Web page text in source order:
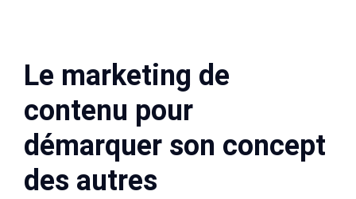
Le marketing de
contenu pour
démarquer son concept
des autres